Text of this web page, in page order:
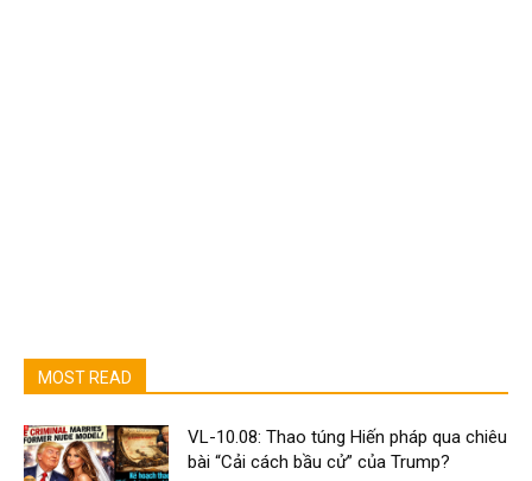
MOST READ
VL-10.08: Thao túng Hiến pháp qua chiêu
bài “Cải cách bầu cử” của Trump?